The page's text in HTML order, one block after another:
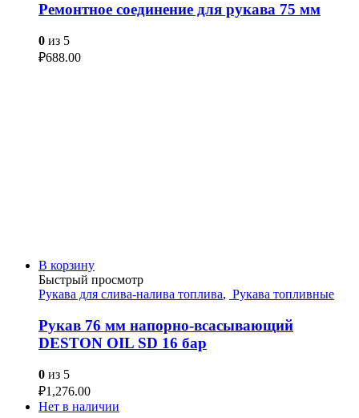
Ремонтное соединение для рукава 75 мм
0 из 5
₽688.00
В корзину
Быстрый просмотр
Рукава для слива-налива топлива, Рукава топливные
Рукав 76 мм напорно-всасывающий
DESTON OIL SD 16 бар
0 из 5
₽1,276.00
Нет в наличии